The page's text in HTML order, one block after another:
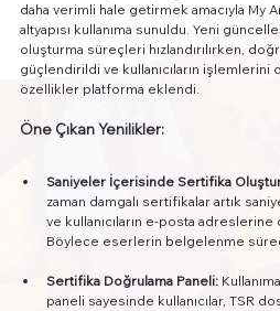
daha verimli hale getirmek amacıyla My
altyapısı kullanıma sunuldu. Yeni
oluşturma süreçleri hızlandırılırken,
güçlendirildi ve kullanıcıların
özellikler platforma eklendi.
Öne Çıkan Yenilikler:
Saniyeler İçerisinde Sertifika
zaman damgalı sertifikalar artık
ve kullanıcıların e-posta
Böylece eserlerin belgelenme
Sertifika Doğrulama Paneli:
paneli sayesinde kullanıcılar, TSR